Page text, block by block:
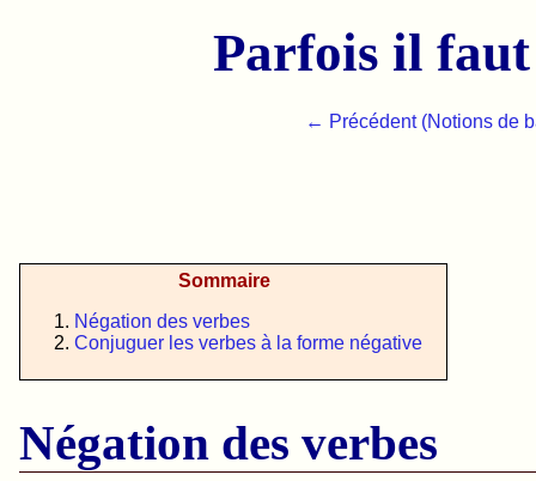
Parfois il
← Précédent (Notions de
Sommaire
Négation des verbes
Conjuguer les verbes à la forme négative
Négation des verbes